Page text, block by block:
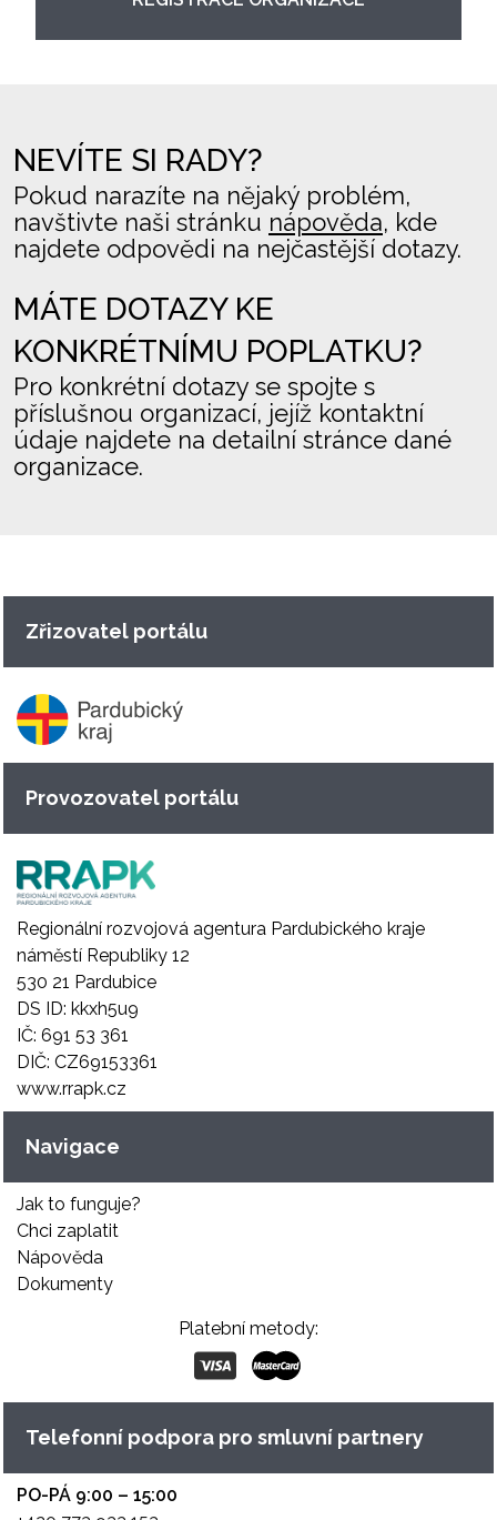
NEVÍTE SI RADY?
Pokud narazíte na nějaký problém,
navštivte naši stránku nápověda, kde
najdete odpovědi na nejčastější dotazy.
MÁTE DOTAZY KE
KONKRÉTNÍMU POPLATKU?
Pro konkrétní dotazy se spojte s
příslušnou organizací, jejíž kontaktní
údaje najdete na detailní stránce dané
organizace.
Zřizovatel portálu
Provozovatel portálu
Regionální rozvojová agentura Pardubického kraje
náměstí Republiky 12
530 21 Pardubice
DS ID: kkxh5u9
IČ: 691 53 361
DIČ: CZ69153361
www.rrapk.cz
Navigace
Jak to funguje?
Chci zaplatit
Nápověda
Dokumenty
Platební metody:
Telefonní podpora pro smluvní partnery
PO-PÁ 9:00 – 15:00